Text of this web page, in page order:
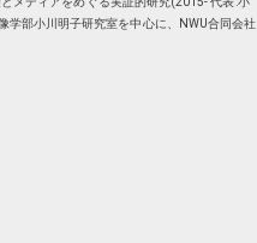
学部小川明子研究室を中心に、
NWU合同会社